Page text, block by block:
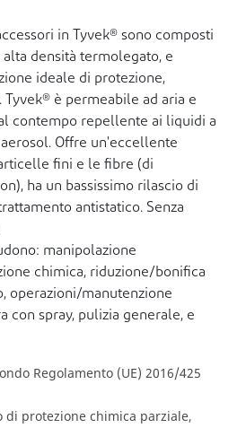
in Tyvek® sono composti
densità termolegato, e
ideale di protezione,
è permeabile ad aria e
contempo repellente ai liquidi a
Offre un'eccellente
fini e le fibre (di
ha un bassissimo rilascio di
antistatico. Senza
manipolazione
chimica, riduzione/bonifica
operazioni/manutenzione
con spray, pulizia generale, e
Regolamento (UE) 2016/425
di protezione chimica parziale,